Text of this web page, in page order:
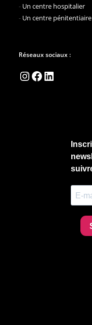
- Un centre hospitalier
- Un centre pénitentiaire
Réseaux sociaux :
Instagram
Facebook
LinkedIn